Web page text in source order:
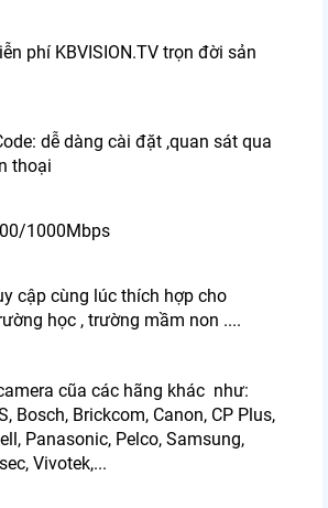
phí KBVISION.TV trọn đời sản
dễ dàng cài đặt ,quan sát qua
thoại
1000Mbps
cập cùng lúc thích hợp cho
học , trường mầm non ....
cũa các hãng khác như:
Bosch, Brickcom, Canon, CP Plus,
Panasonic, Pelco, Samsung,
Vivotek,...